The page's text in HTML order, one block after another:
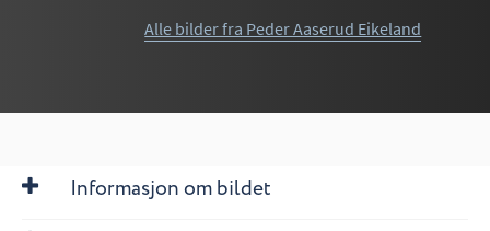
Alle bilder fra Peder Aaserud Eikeland
Informasjon om bildet